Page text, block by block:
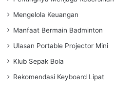
Mengelola Keuangan
Manfaat Bermain Badminton
Ulasan Portable Projector Mini
Klub Sepak Bola
Rekomendasi Keyboard Lipat